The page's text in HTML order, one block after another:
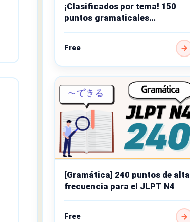
¡Clasificados por tema! 150
puntos gramaticales
importantes de nivel básico
Free
[Gramática] 240 puntos de alta
frecuencia para el JLPT N4
Free